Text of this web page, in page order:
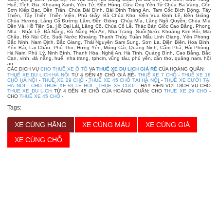
Huế, Tĩnh Gia, Khoang Xanh, Yên Tử, Đền Hùng, Cửa Ông Yên Tử Chùa Ba Vàng, Côn
Sơn Kiếp Bạc, Đền Trần, Chùa Bái Đính, Bái Đính Tràng An, Tam Cốc Bích Động, Tây
Thiên, Tây Thiên Thiền Viện, Phủ Giầy, Bà Chúa Kho, Đền Vua Đinh Lê, Đền Gióng,
Chùa Hương, Làng Cổ Đường Lâm, Đền Gióng, Chùa Mía, Lăng Ngô Quyền, Chùa Mía
Đền Và, Hồ Tiên Sa, Hồ Đại Lải, Lăng Cô, Chùa Cổ Lễ, Thác Bản Giốc Cao Bằng, Phong
Nha - Nhật Lệ, Đà Nẵng, Đà Nẵng Hội An, Nha Trang, Suối Nước Khoáng Kim Bôi, Mai
Châu, Hồ Núi Cốc, Suối Nước Khoáng Thanh Thủy, Tuần Mẫu Linh Giang, Yên Phong,
Bắc Ninh, Nam Định, Bắc Giang, Thái Nguyên Sam Sung, Sơn La, Điện Biên, Hoa Binh,
Yên Bái, Lai Châu, Phú Thọ, Hưng Yên, Móng Cái, Quảng Ninh, Cẩm Phả, Hải Phòng,
Hà Nam, Phủ Lý, Ninh Bình, Thanh Hóa, Nghệ An, Hà Tĩnh, Quảng Bình, Cao Bằng, Bắc
Cạn, vinh, đà nẵng, huế, nha trang, tphcm, vũng tàu, phú yên, cần thơ, quảng nam, hội
an.
CÁC DỊCH VỤ CHO THUÊ XE Ô TÔ VA THUÊ XE DU LỊCH GIÁ RẺ CỦA HOÀNG QUÂN:
THUÊ XE DU LỊCH HÀ NỘI TỪ 4 ĐẾN 45 CHỖ GIÁ RẺ- THUÊ XE 7 CHỖ- THUÊ XE 16
CHỖ HÀ NỘI -THUÊ XE 29 CHỖ -THUÊ XE 45 CHỖ TẠI HÀ NỘI -THUÊ XE CƯỚI TẠI
HÀ NỘI - CHO THUÊ XE ĐI LỄ HỘI -THUE XE CUOI - HÃY ĐẾN VỚI DỊCH VỤ CHO
THUE XE DU LICH TỪ 4 ĐẾN 45 CHỖ CỦA HOÀNG QUÂN: CHOTHUE XE 29 CHO-
CHO THUÊ XE 45 CHỖ -
Tags:
XE CÙNG HÃNG XE CÙNG MÀU
XE CÙNG GIÁ
XE CÙNG CHỖ